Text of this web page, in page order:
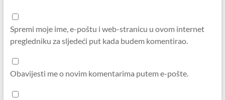
Spremi moje ime, e-poštu i web-stranicu u ovom internet
pregledniku za sljedeći put kada budem komentirao.
Obavijesti me o novim komentarima putem e-pošte.